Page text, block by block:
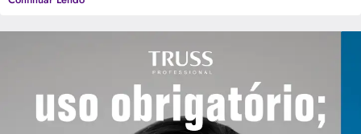
oferecendo um portfólio completo de soluções para os cabelos. Encontre o